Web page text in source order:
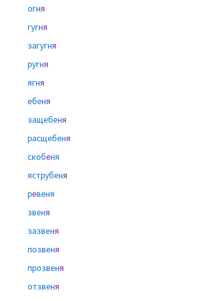
огня
гугня
загугня
ругня
ягня
ебеня
защебеня
расщебеня
скобеня
яструбеня
ревеня
звеня
зазвеня
позвеня
прозвеня
отзвеня